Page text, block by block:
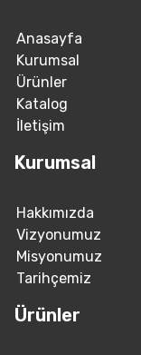
Anasayfa
Kurumsal
Ürünler
Katalog
İletişim
Kurumsal
Hakkımızda
Vizyonumuz
Misyonumuz
Tarihçemiz
Ürünler